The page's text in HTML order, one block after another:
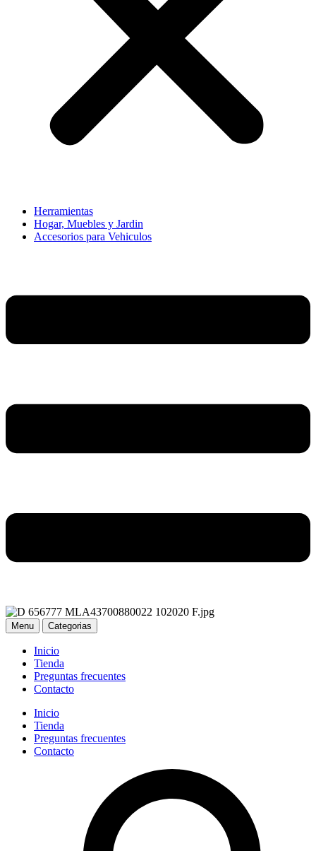
Herramientas
Hogar, Muebles y Jardin
Accesorios para Vehiculos
Menu Categorias
Inicio
Tienda
Preguntas frecuentes
Contacto
Inicio
Tienda
Preguntas frecuentes
Contacto